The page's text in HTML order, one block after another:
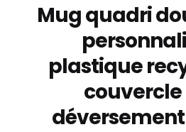
Mug quadri
plastique